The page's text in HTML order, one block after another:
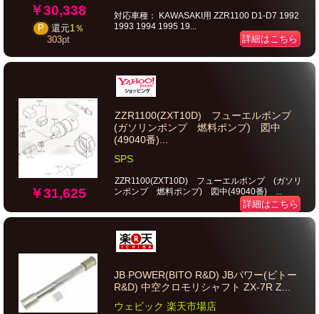
￥30,338
P 還元1％
303pt
対応車種： KAWASAKI用 ZZR1100 D1-D7 1992
1993 1994 1995 19...
詳細はこちら
￥31,625
ZZR1100(ZXT10D) フューエルポンプ
(ガソリンポンプ 燃料ポンプ) 図中
(49040番)...
SPS
ZZR1100(ZXT10D) フューエルポンプ (ガソリ
ンポンプ 燃料ポンプ) 図中(49040番) ...
詳細はこちら
JB POWER(BITO R&D) JBパワー(ビトー
R&D) 中空クロモリシャフト ZX-7R Z...
ウェビック 楽天市場店